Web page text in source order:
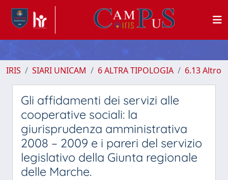
IRIS SIARI UNICAM 6 ALTRA TIPOLOGIA 6.13 Altro
Gli affidamenti dei servizi alle
cooperative sociali: la
giurisprudenza amministrativa
2008 – 2009 e i pareri del servizio
legislativo della Giunta regionale
delle Marche.